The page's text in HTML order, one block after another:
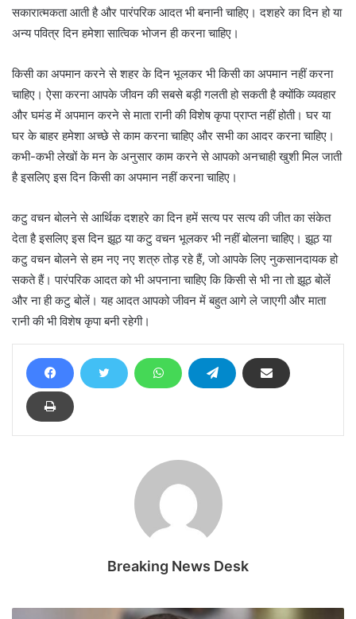
सकारात्मकता आती है और पारंपरिक आदत भी बनानी चाहिए। दशहरे का दिन हो या
अन्य पवित्र दिन हमेशा सात्विक भोजन ही करना चाहिए।
किसी का अपमान करने से शहर के दिन भूलकर भी किसी का अपमान नहीं करना
चाहिए। ऐसा करना आपके जीवन की सबसे बड़ी गलती हो सकती है क्योंकि व्यवहार
और घमंड में अपमान करने से माता रानी की विशेष कृपा प्राप्त नहीं होती। घर या
घर के बाहर हमेशा अच्छे से काम करना चाहिए और सभी का आदर करना चाहिए।
कभी-कभी लेखों के मन के अनुसार काम करने से आपको अनचाही खुशी मिल जाती
है इसलिए इस दिन किसी का अपमान नहीं करना चाहिए।
कटु वचन बोलने से आर्थिक दशहरे का दिन हमें सत्य पर सत्य की जीत का संकेत
देता है इसलिए इस दिन झूठ या कटु वचन भूलकर भी नहीं बोलना चाहिए। झूठ या
कटु वचन बोलने से हम नए नए शत्रु तोड़ रहे हैं, जो आपके लिए नुकसानदायक हो
सकते हैं। पारंपरिक आदत को भी अपनाना चाहिए कि किसी से भी ना तो झूठ बोलें
और ना ही कटु बोलें। यह आदत आपको जीवन में बहुत आगे ले जाएगी और माता
रानी की भी विशेष कृपा बनी रहेगी।
Breaking News Desk